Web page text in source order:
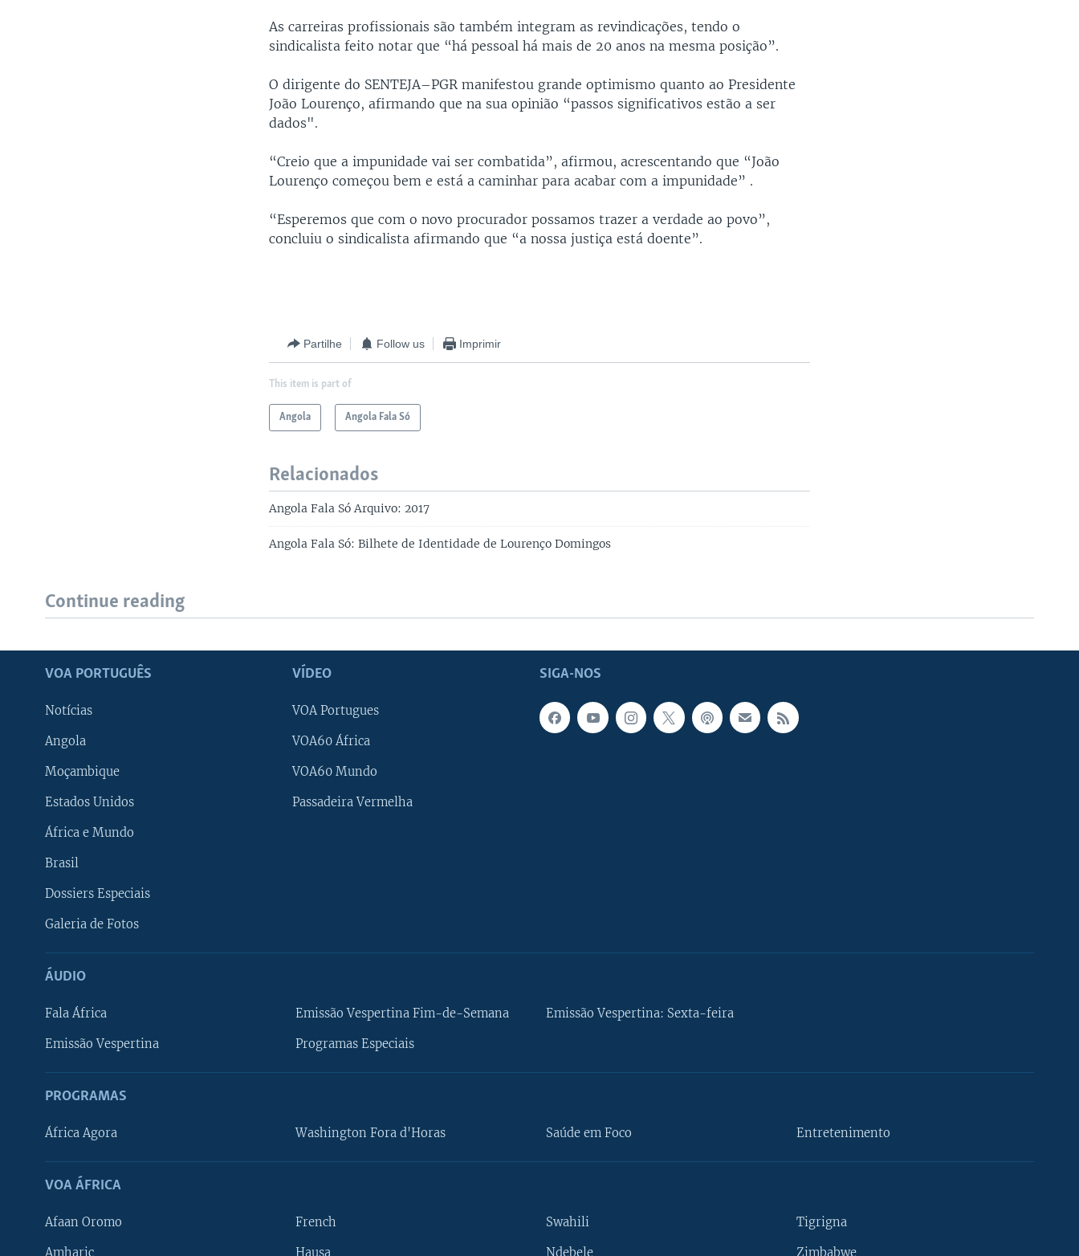
As carreiras profissionais são também integram as revindicações, tendo o
sindicalista feito notar que “há pessoal há mais de 20 anos na mesma posição”.
O dirigente do SENTEJA–PGR manifestou grande optimismo quanto ao Presidente
João Lourenço, afirmando que na sua opinião “passos significativos estão a ser
dados".
“Creio que a impunidade vai ser combatida”, afirmou, acrescentando que “João
Lourenço começou bem e está a caminhar para acabar com a impunidade” .
“Esperemos que com o novo procurador possamos trazer a verdade ao povo”,
concluiu o sindicalista afirmando que “a nossa justiça está doente”.
Partilhe Follow us Imprimir
This item is part of
Angola Angola Fala Só
Relacionados
Angola Fala Só Arquivo: 2017
Angola Fala Só: Bilhete de Identidade de Lourenço Domingos
Continue reading
SIGA-NOS
VOA PORTUGUÊS
Notícias
Angola
Moçambique
Estados Unidos
África e Mundo
Brasil
Dossiers Especiais
Galeria de Fotos
VÍDEO
VOA Portugues
VOA60 África
VOA60 Mundo
Passadeira Vermelha
ÁUDIO
Fala África
Emissão Vespertina
Emissão Vespertina Fim-de-Semana
Programas Especiais
Emissão Vespertina: Sexta-feira
PROGRAMAS
África Agora Washington Fora d'Horas Saúde em Foco Entretenimento
VOA ÁFRICA
Afaan Oromo French Swahili Tigrigna